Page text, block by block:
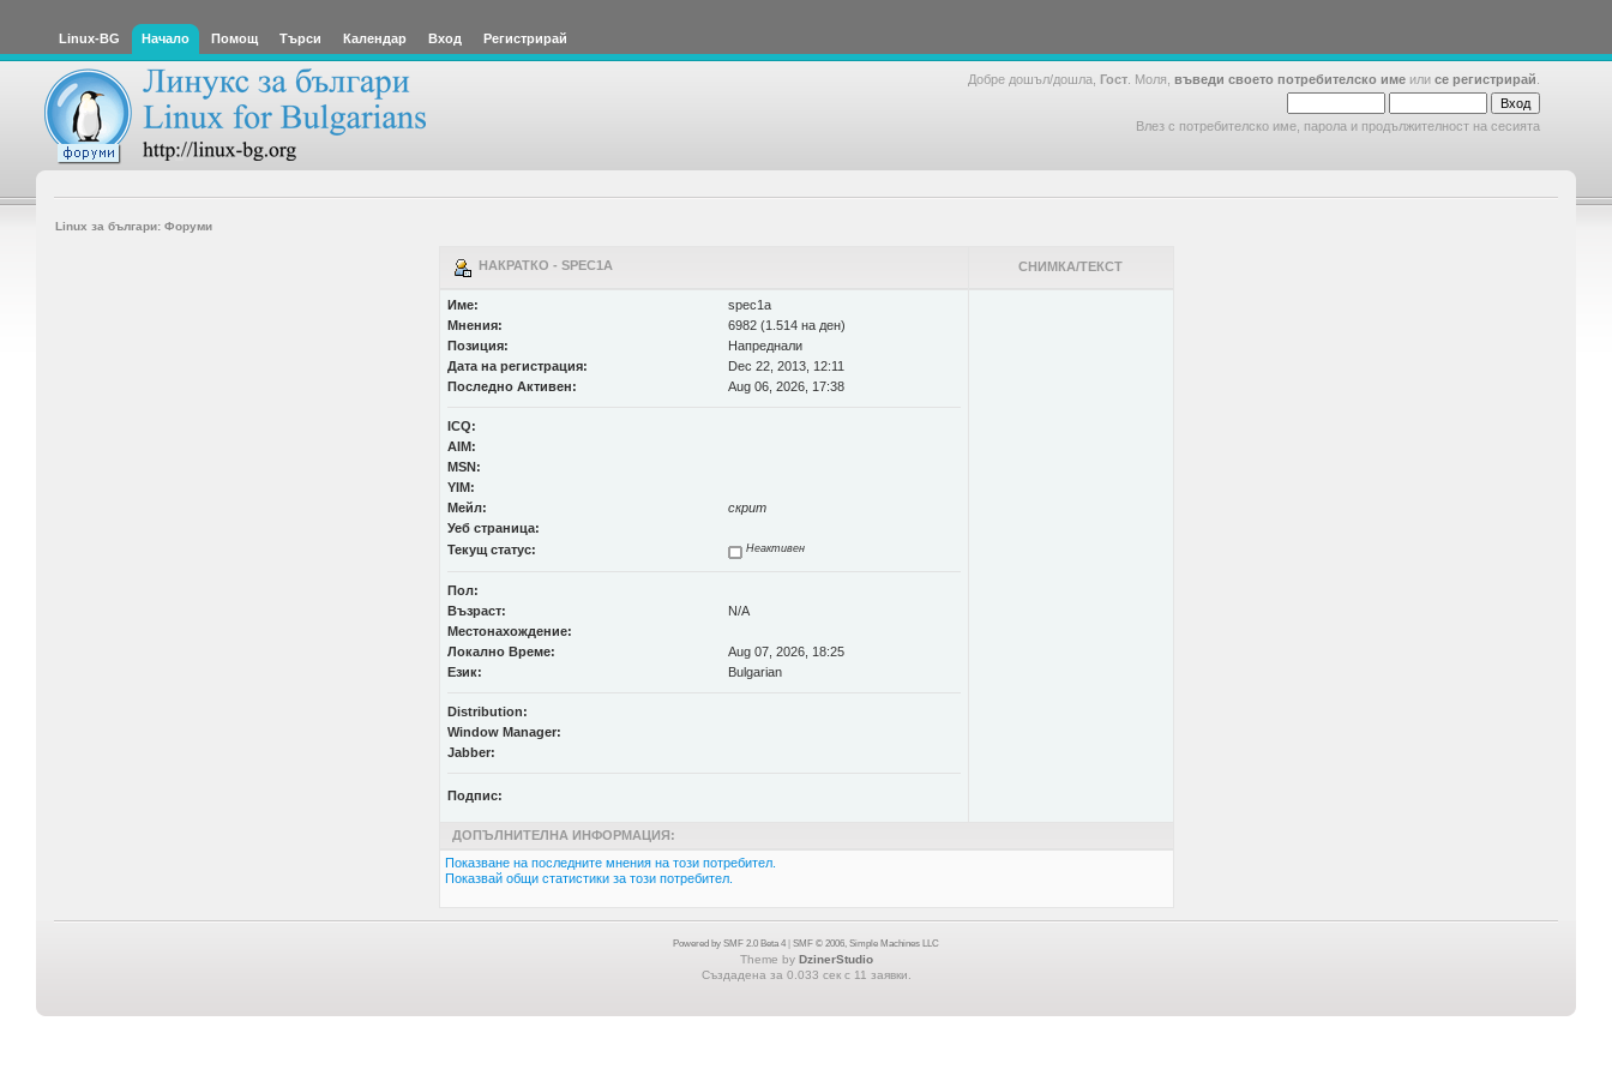
Linux-BG Начало Помощ Търси Календар Вход Регистрирай
Добре дошъл/дошла, Гост . Моля, въведи своето потребителско име или се регистрирай
Влез с потребителско име, парола и продължителност на сесията
Linux за българи: Форуми
НАКРАТКО - SPEC1A СНИМКА/ТЕКСТ
Име:
spec1a
Мнения:
6982 (1.514 на ден)
Позиция:
Напреднали
Дата на регистрация:
Dec 22, 2013, 12:11
Последно Активен:
Aug 06, 2026, 17:38
ICQ:
AIM:
MSN:
YIM:
Мейл:
скрит
Уеб страница:
Текущ статус:
Неактивен
Пол:
Възраст:
N/A
Местонахождение:
Локално Време:
Aug 07, 2026, 18:25
Език:
Bulgarian
Distribution:
Window Manager:
Jabber:
Подпис:
ДОПЪЛНИТЕЛНА ИНФОРМАЦИЯ:
Показване на последните мнения на този потребител.
Показвай общи статистики за този потребител.
Powered by SMF 2.0 Beta 4 SMF © 2006, Simple Machines LLC
Theme by DzinerStudio
Създадена за 0.033 сек с 11 заявки.